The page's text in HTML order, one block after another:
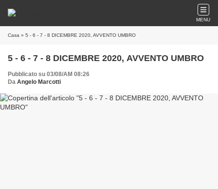
MENU
Casa » 5 - 6 - 7 - 8 DICEMBRE 2020, AVVENTO UMBRO
5 - 6 - 7 - 8 DICEMBRE 2020, AVVENTO UMBRO
Pubblicato su 03/08/AM 08:26
Da Angelo Marcotti